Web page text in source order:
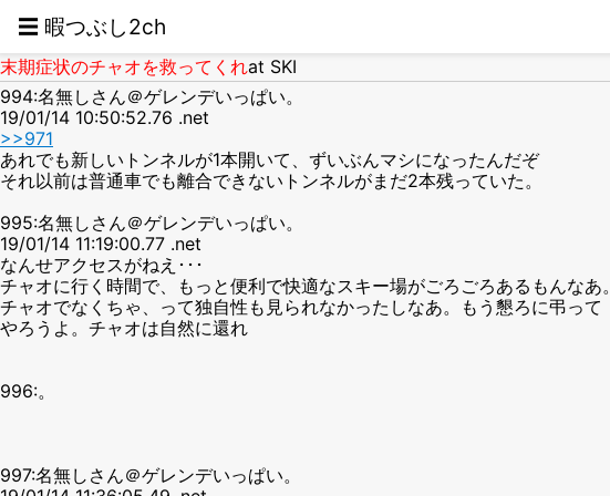
☰ 暇つぶし2ch
末期症状のチャオを救ってくれat SKI
994:名無しさん＠ゲレンデいっぱい。
19/01/14 10:50:52.76 .net
>>971
あれでも新しいトンネルが1本開いて、ずいぶんマシになったんだぞ
それ以前は普通車でも離合できないトンネルがまだ2本残っていた。
995:名無しさん＠ゲレンデいっぱい。
19/01/14 11:19:00.77 .net
なんせアクセスがねえ･･･
チャオに行く時間で、もっと便利で快適なスキー場がごろごろあるもんなあ。
チャオでなくちゃ、って独自性も見られなかったしなあ。もう懇ろに弔って
やろうよ。チャオは自然に還れ
996:。
997:名無しさん＠ゲレンデいっぱい。